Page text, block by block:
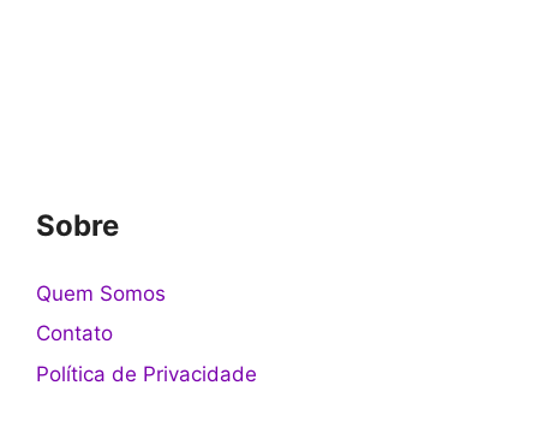
Sobre
Quem Somos
Contato
Política de Privacidade